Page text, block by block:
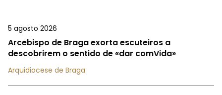
5 agosto 2026
Arcebispo de Braga exorta escuteiros a
descobrirem o sentido de «dar comVida»
Arquidiocese de Braga